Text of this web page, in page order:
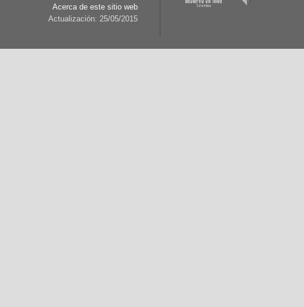
Acerca de este sitio web
Actualización: 25/05/2015